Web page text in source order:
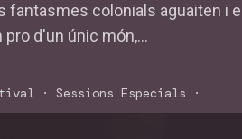
fantasmes colonials aguaiten i
pro d'un únic món,...
· Sessions Especials ·